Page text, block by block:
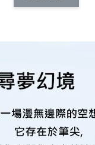
NT$ 66.00